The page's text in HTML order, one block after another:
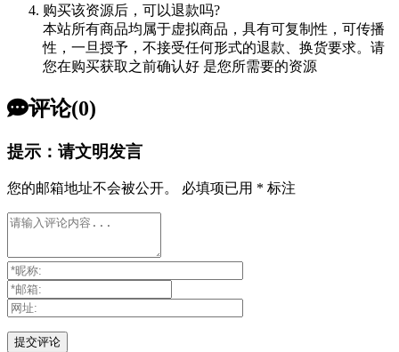
购买该资源后，可以退款吗?
本站所有商品均属于虚拟商品，具有可复制性，可传播
性，一旦授予，不接受任何形式的退款、换货要求。请
您在购买获取之前确认好 是您所需要的资源
评论(0)
提示：请文明发言
您的邮箱地址不会被公开。 必填项已用 * 标注